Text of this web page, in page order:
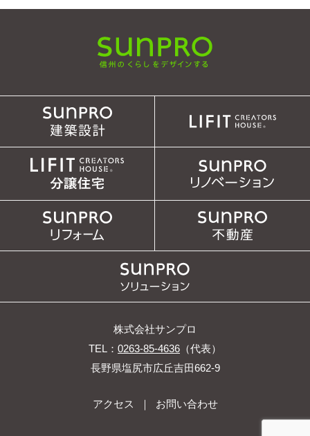
株式会社サンプロ
TEL： 0263-85-4636 （代表）
長野県塩尻市広丘吉田662-9
アクセス ｜ お問い合わせ